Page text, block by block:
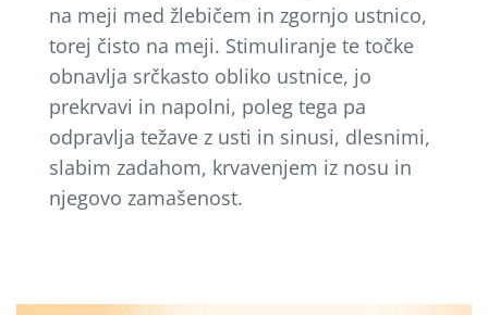
na meji med žlebičem in zgornjo ustnico,
torej čisto na meji. Stimuliranje te točke
obnavlja srčkasto obliko ustnice, jo
prekrvavi in napolni, poleg tega pa
odpravlja težave z usti in sinusi, dlesnimi,
slabim zadahom, krvavenjem iz nosu in
njegovo zamašenost.